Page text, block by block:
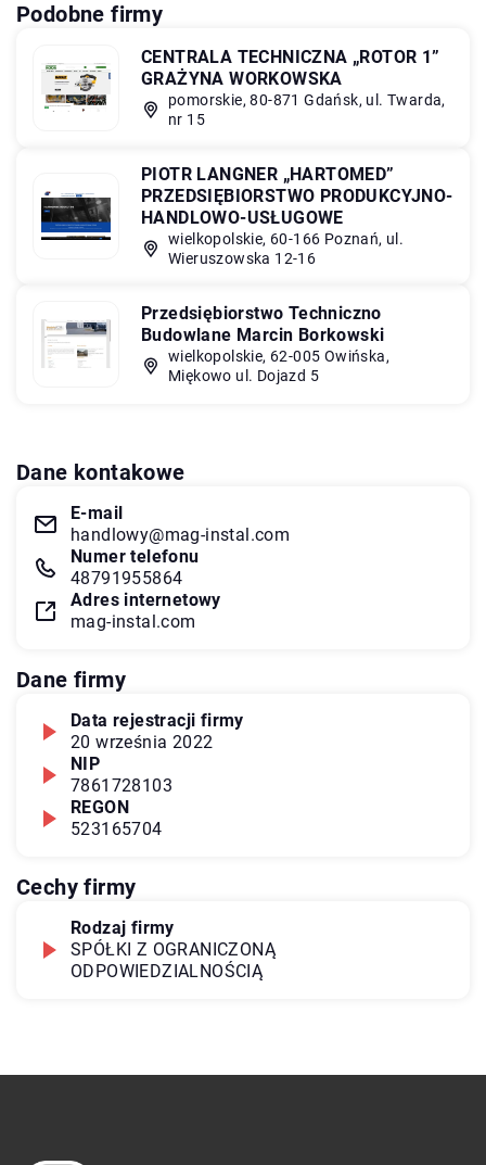
Podobne firmy
CENTRALA TECHNICZNA „ROTOR 1”
GRAŻYNA WORKOWSKA
pomorskie, 80-871 Gdańsk, ul. Twarda,
nr 15
PIOTR LANGNER „HARTOMED”
PRZEDSIĘBIORSTWO PRODUKCYJNO-
HANDLOWO-USŁUGOWE
wielkopolskie, 60-166 Poznań, ul.
Wieruszowska 12-16
Przedsiębiorstwo Techniczno
Budowlane Marcin Borkowski
wielkopolskie, 62-005 Owińska,
Miękowo ul. Dojazd 5
Dane kontakowe
E-mail
handlowy@mag-instal.com
Numer telefonu
48791955864
Adres internetowy
mag-instal.com
Dane firmy
Data rejestracji firmy
20 września 2022
NIP
7861728103
REGON
523165704
Cechy firmy
Rodzaj firmy
SPÓŁKI Z OGRANICZONĄ
ODPOWIEDZIALNOŚCIĄ